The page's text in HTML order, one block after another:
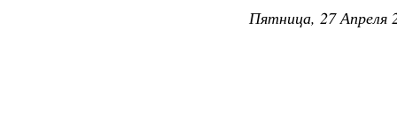
Пятница, 27 Апреля